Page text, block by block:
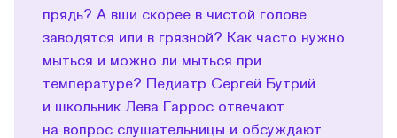
прядь? А вши скорее в чистой голове
заводятся или в грязной? Как часто нужно
мыться и можно ли мыться при
температуре? Педиатр Сергей Бутрий
и школьник Лева Гаррос отвечают
на вопрос слушательницы и обсуждают